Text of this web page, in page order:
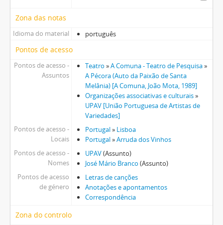
Zona das notas
Idioma do material português
Pontos de acesso
Pontos de acesso -
Assuntos
Teatro »A Comuna - Teatro de Pesquisa»
A Pécora (Auto da Paixão de Santa
Melânia) [A Comuna, João Mota, 1989]
Organizações associativas e culturais»
UPAV [União Portuguesa de Artistas de
Variedades]
Pontos de acesso -
Locais
Portugal» Lisboa
Portugal»Arruda dos Vinhos
Pontos de acesso -
Nomes
UPAV(Assunto)
José Mário Branco (Assunto)
Pontos de acesso
de género
Letras de canções
Anotações e apontamentos
Correspondência
Zona do controlo